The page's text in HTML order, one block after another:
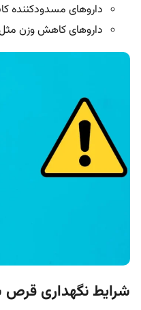
داروهای مسدودکننده
داروهای کاهش وزن مثل
شرایط نگهداری قرص